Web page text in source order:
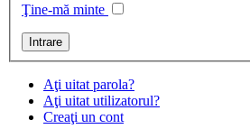
Ţine-mă minte
Aţi uitat parola?
Aţi uitat utilizatorul?
Creaţi un cont